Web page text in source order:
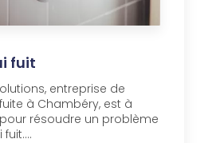
fuit
entreprise de
à Chambéry, est à
résoudre un problème